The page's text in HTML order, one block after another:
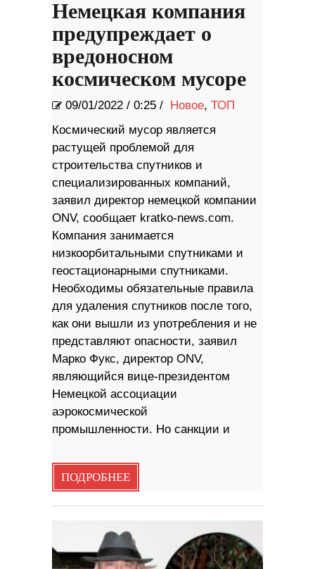
Немецкая компания
предупреждает о
вредоносном
космическом мусоре
09/01/2022 / 0:25 / Новое, ТОП
Космический мусор является
растущей проблемой для
строительства спутников и
специализированных компаний,
заявил директор немецкой компании
ONV, сообщает kratko-news.com.
Компания занимается
низкоорбитальными спутниками и
геостационарными спутниками.
Необходимы обязательные правила
для удаления спутников после того,
как они вышли из употребления и не
представляют опасности, заявил
Марко Фукс, директор ONV,
являющийся вице-президентом
Немецкой ассоциации
аэрокосмической
промышленности. Но санкции и
ПОДРОБНЕЕ